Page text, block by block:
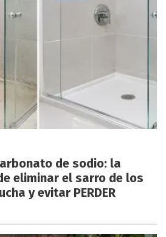
de sodio: la
eliminar el sarro de los
y evitar PERDER